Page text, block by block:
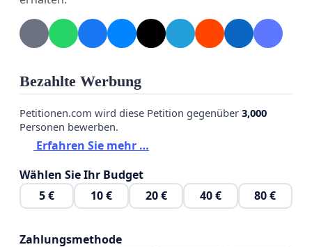
Bezahlte Werbung
Petitionen.com wird diese Petition gegenüber 3,000
Personen bewerben.
Erfahren Sie mehr …
Wählen Sie Ihr Budget
5 €
10 € 20 € 40 € 80 €
Zahlungsmethode